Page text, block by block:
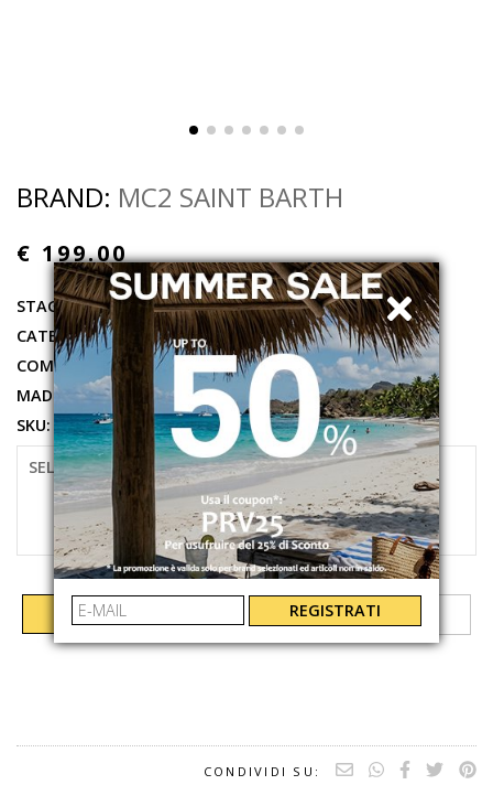
BRAND: MC2 SAINT BARTH
€ 199.00
STAGIONE:
PRIMAVERA ESTATE 2026
CATEGORIE:
BORSE,POCHETTE
COMPOSIZIONE:
70%SBR 30%PL
MADE IN:
IT
SKU:
ALI003400002L
SELEZIONARE LA TAGLIA
UNI
AGGIUNGI AL CARRELLO
CONDIVIDI SU:
REGISTRATI